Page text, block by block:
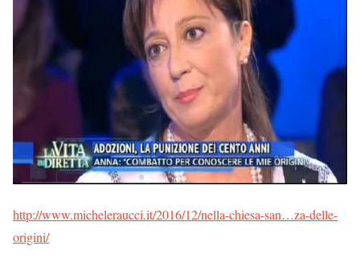
http://www.micheleraucci.it/2016/12/nella-chiesa-san…za-delle-
origini/‎